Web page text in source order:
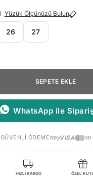
Yüzük Ölçünüzü Bulun
26 27
SEPETE EKLE
WhatsApp ile
GÜVENLI ÖDEMEtroyVISA 3D
HIZLI KARGO ÖZEL